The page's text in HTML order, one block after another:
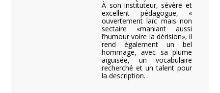
À son instituteur, sévère et
excellent pédagogue, «
ouvertement laïc mais non
sectaire «maniant aussi
l’humour voire la dérision», il
rend également un bel
hommage, avec sa plume
aiguisée, un vocabulaire
recherché et un talent pour
la description.